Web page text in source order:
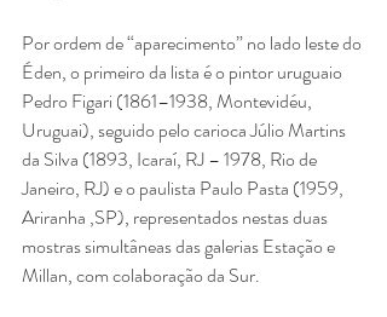
Por ordem de “aparecimento” no lado leste do
Éden, o primeiro da lista é o pintor uruguaio
Pedro Figari (1861–1938, Montevidéu,
Uruguai), seguido pelo carioca Júlio Martins
da Silva (1893, Icaraí, RJ – 1978, Rio de
Janeiro, RJ) e o paulista Paulo Pasta (1959,
Ariranha ,SP), representados nestas duas
mostras simultâneas das galerias Estação e
Millan, com colaboração da Sur.